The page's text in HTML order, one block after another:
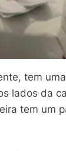
tem
lados da
tem um